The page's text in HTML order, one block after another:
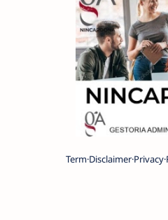
Term Disclaimer Privacy